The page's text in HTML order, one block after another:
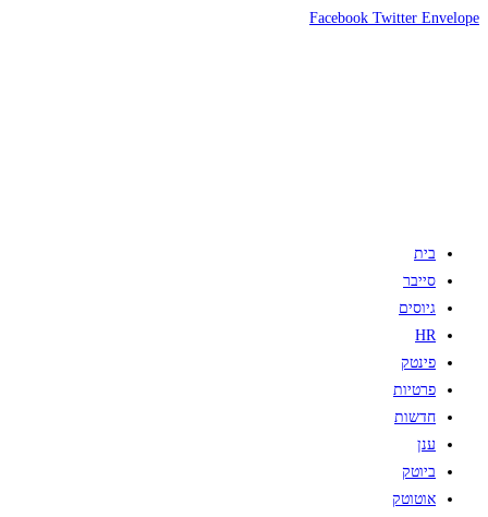
Facebook Twitter Envelope
בית
סייבר
גיוסים
HR
פינטק
פרטיות
חדשות
ענן
ביוטק
אוטוטק